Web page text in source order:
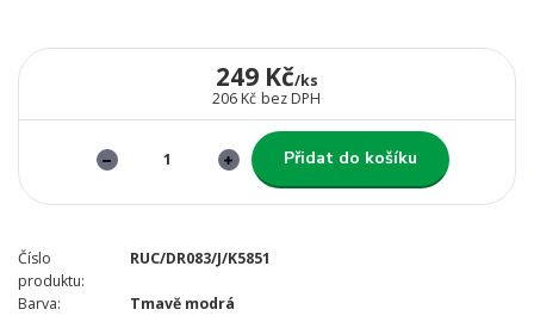
249 Kč/ks
206 Kč bez DPH
Přidat do košíku
Číslo
produktu:
RUC/DR083/J/K5851
Barva: Tmavě modrá